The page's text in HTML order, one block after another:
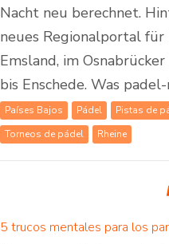
Nacht neu berechnet.
neues Regionalportal
Emsland, im
bis Enschede. Was
Países Bajos Pádel Pistas de
Torneos de pádel
Rheine